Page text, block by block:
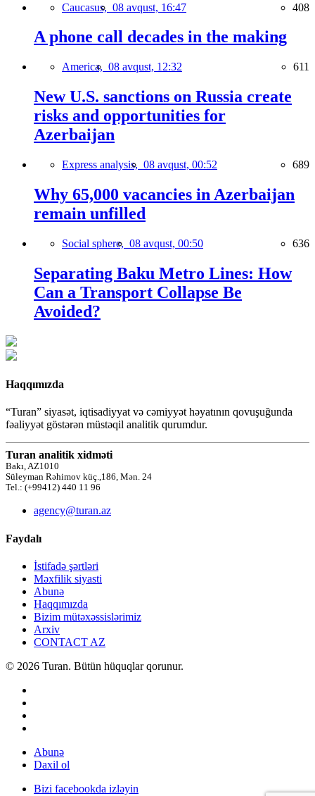
Caucasus, 08 avqust, 16:47 408
A phone call decades in the making
America, 08 avqust, 12:32 611
New U.S. sanctions on Russia create
risks and opportunities for
Azerbaijan
Express analysis, 08 avqust, 00:52 689
Why 65,000 vacancies in Azerbaijan
remain unfilled
Social sphere, 08 avqust, 00:50 636
Separating Baku Metro Lines: How
Can a Transport Collapse Be
Avoided?
Haqqımızda
“Turan” siyasət, iqtisadiyyat və cəmiyyət həyatının qovuşuğunda
fəaliyyət göstərən müstəqil analitik qurumdur.
Turan analitik xidməti
Bakı, AZ1010
Süleyman Rəhimov küç.,186, Mən. 24
Tel.: (+99412) 440 11 96
agency@turan.az
Faydalı
İstifadə şərtləri
Məxfilik siyasti
Abunə
Haqqımızda
Bizim mütəxəssislərimiz
Arxiv
CONTACT AZ
© 2026 Turan. Bütün hüquqlar qorunur.
Abunə
Daxil ol
Bizi facebookda izləyin